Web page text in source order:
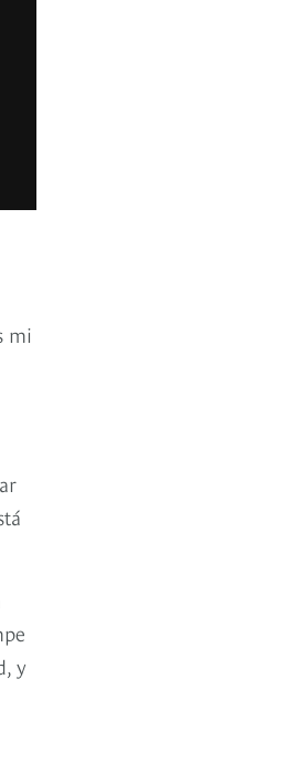
mi
y